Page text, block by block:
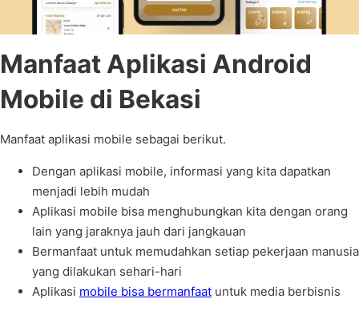
Manfaat Aplikasi Android
Mobile di Bekasi
Manfaat aplikasi mobile sebagai berikut.
Dengan aplikasi mobile, informasi yang kita dapatkan
menjadi lebih mudah
Aplikasi mobile bisa menghubungkan kita dengan orang
lain yang jaraknya jauh dari jangkauan
Bermanfaat untuk memudahkan setiap pekerjaan manusia
yang dilakukan sehari-hari
Aplikasi mobile bisa bermanfaat untuk media berbisnis